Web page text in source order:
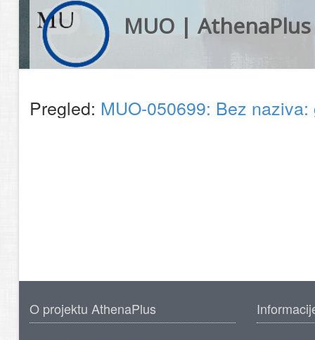
MUO | AthenaPlus
Pregled: MUO-050699: Bez
O projektu AthenaPlus